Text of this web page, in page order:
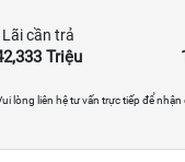
Lãi cần trả
Triệu
lòng liên hệ tư vấn trực tiếp để